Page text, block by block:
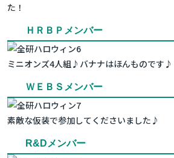
た！
ＨＲＢＰメンバー
ミニオンズ4人組♪バナナはほんものです♪
ＷＥＢＳメンバー
素敵な仮装で参加してくださいました♪
R&Dメンバー